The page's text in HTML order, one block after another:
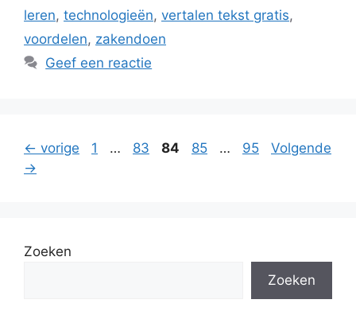
leren, technologieën, vertalen tekst gratis,
voordelen, zakendoen
Geef een reactie
← vorige Pagina
1 … Pagina
83 Pagina
84 Pagina
85 … Pagina
95
Volgende
→
Zoeken
Zoeken